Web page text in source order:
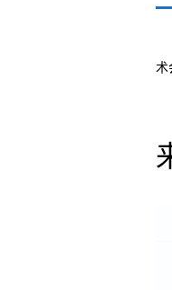
术